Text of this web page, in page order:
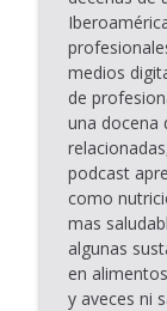
Tu
Tu
🎙
Tu
medios
de
una docena
podcast
como
mas
algunas
en
y aveces ni